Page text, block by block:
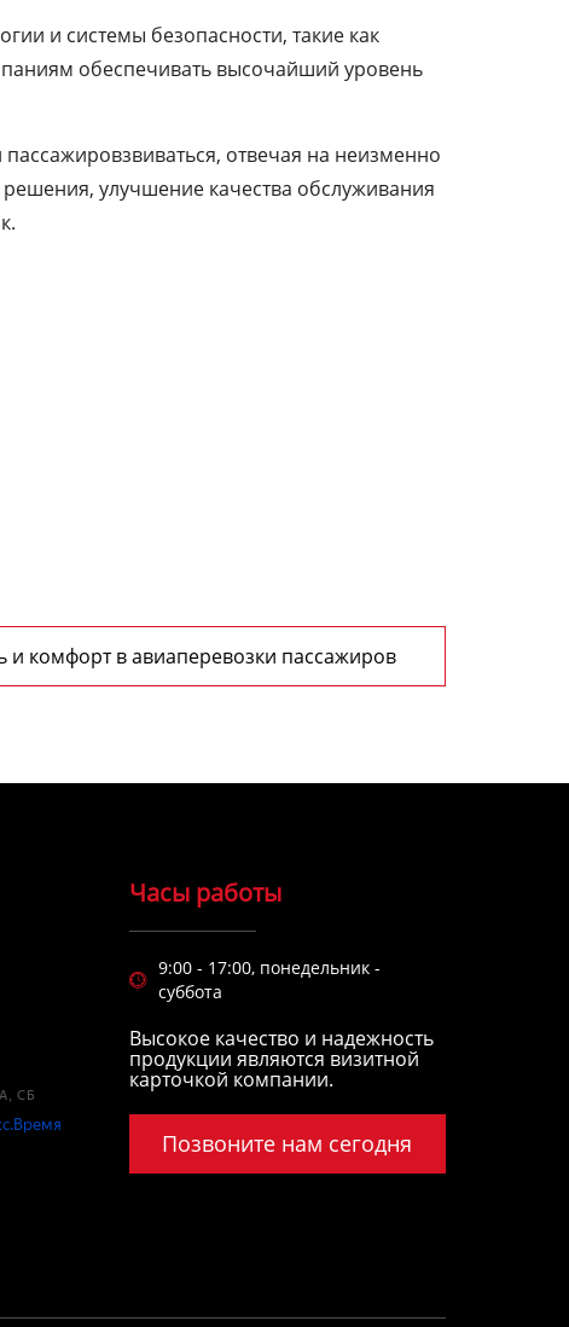
и системы безопасности, такие как
обеспечивать высочайший уровень
отвечая на неизменно
улучшение качества обслуживания
и комфорт в авиаперевозки пассажиров
Часы работы

9:00 - 17:00, понедельник -
суббота
Высокое качество и надежность
продукции являются визитной
карточкой компании.
Позвоните нам сегодня